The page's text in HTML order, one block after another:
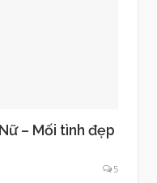
– Mối tình đẹp
5